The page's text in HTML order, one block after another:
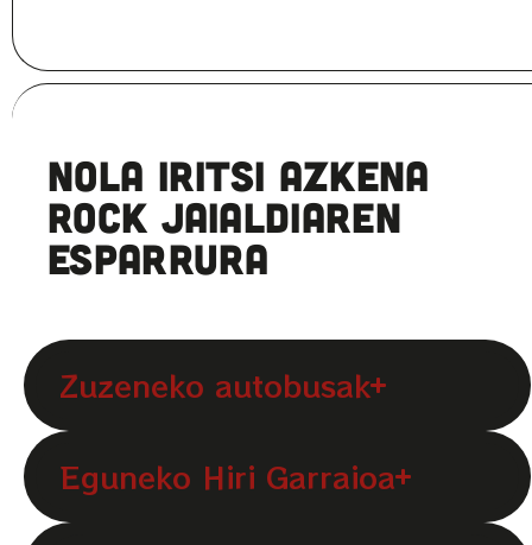
Nola Iritsi Azkena
Rock Jaialdiaren
esparrura
Zuzeneko autobusak
Eguneko Hiri Garraioa